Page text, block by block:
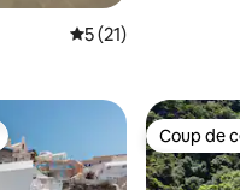
Évaluation moyenne
5 (21)
Coup de
Coup de